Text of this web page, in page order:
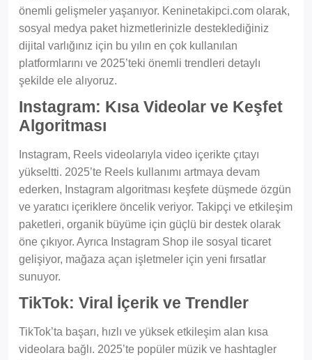
önemli gelişmeler yaşanıyor. Keninetakipci.com olarak,
sosyal medya paket hizmetlerinizle desteklediğiniz
dijital varlığınız için bu yılın en çok kullanılan
platformlarını ve 2025’teki önemli trendleri detaylı
şekilde ele alıyoruz.
Instagram: Kısa Videolar ve Keşfet
Algoritması
Instagram, Reels videolarıyla video içerikte çıtayı
yükseltti. 2025’te Reels kullanımı artmaya devam
ederken, Instagram algoritması keşfete düşmede özgün
ve yaratıcı içeriklere öncelik veriyor. Takipçi ve etkileşim
paketleri, organik büyüme için güçlü bir destek olarak
öne çıkıyor. Ayrıca Instagram Shop ile sosyal ticaret
gelişiyor, mağaza açan işletmeler için yeni fırsatlar
sunuyor.
TikTok: Viral İçerik ve Trendler
TikTok’ta başarı, hızlı ve yüksek etkileşim alan kısa
videolara bağlı. 2025’te popüler müzik ve hashtagler